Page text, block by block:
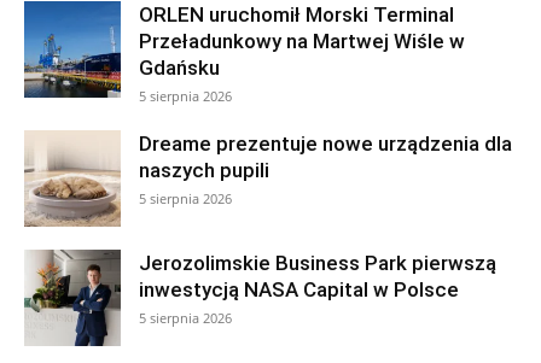
ORLEN uruchomił Morski Terminal
Przeładunkowy na Martwej Wiśle w
Gdańsku
5 sierpnia 2026
Dreame prezentuje nowe urządzenia dla
naszych pupili
5 sierpnia 2026
Jerozolimskie Business Park pierwszą
inwestycją NASA Capital w Polsce
5 sierpnia 2026